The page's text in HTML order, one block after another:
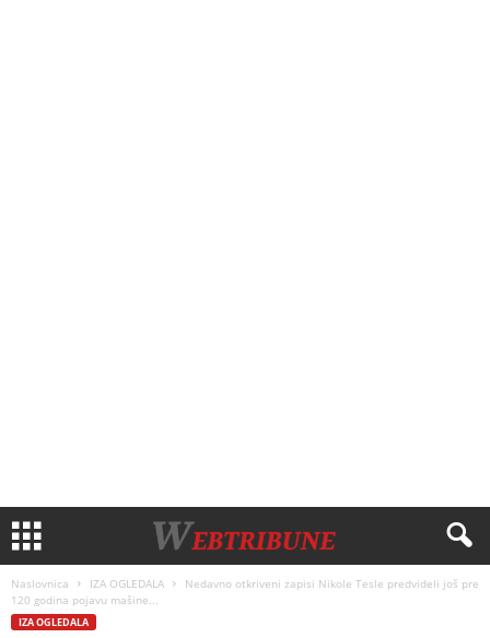
Naslovnica IZA OGLEDALA
Nedavno otkriveni zapisi Nikole Tesle predvideli još pre
120 godina pojavu mašine...
IZA OGLEDALA